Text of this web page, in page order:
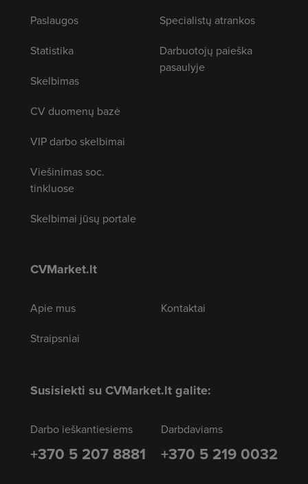
Paslaugos
Statistika
Skelbimas
CV duomenų bazė
VIP darbo skelbimai
Viešinimas soc.
tinkluose
Skelbimai jūsų portale
Specialistų atrankos
Darbuotojų paieška
pasaulyje
CVMarket.lt
Apie mus
Straipsniai
Kontaktai
Susisiekti su CVMarket.lt galite:
Darbo ieškantiesiems
+370 5 207 8881
Darbdaviams
+370 5 219 0032